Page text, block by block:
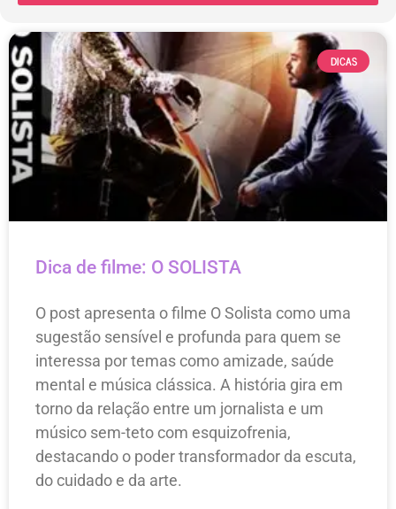
DICAS
Dica de filme: O SOLISTA
O post apresenta o filme O Solista como uma
sugestão sensível e profunda para quem se
interessa por temas como amizade, saúde
mental e música clássica. A história gira em
torno da relação entre um jornalista e um
músico sem-teto com esquizofrenia,
destacando o poder transformador da escuta,
do cuidado e da arte.